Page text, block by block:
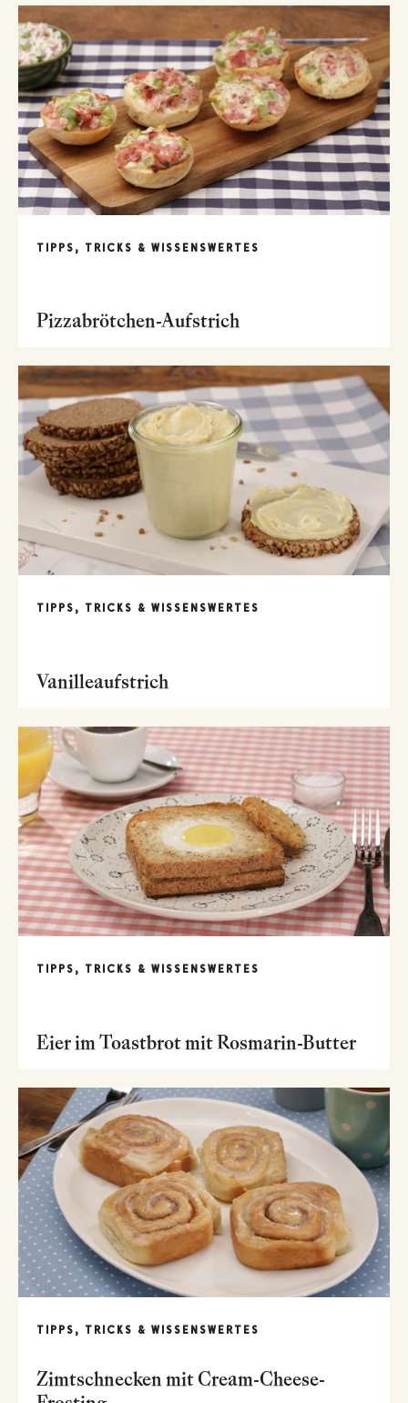
TIPPS, TRICKS & WISSENSWERTES
Pizzabrötchen-Aufstrich
TIPPS, TRICKS & WISSENSWERTES
Vanilleaufstrich
TIPPS, TRICKS & WISSENSWERTES
Eier im Toastbrot mit Rosmarin-Butter
TIPPS, TRICKS & WISSENSWERTES
Zimtschnecken mit Cream-Cheese-